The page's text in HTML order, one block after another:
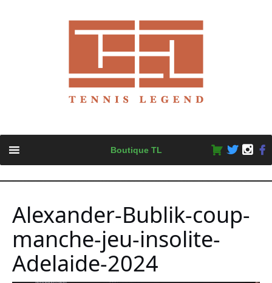
content
Boutique TL
Alexander-Bublik-coup-
manche-jeu-insolite-
Adelaide-2024